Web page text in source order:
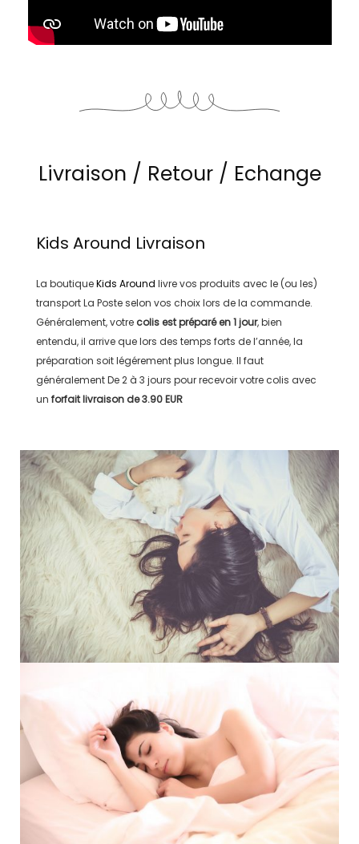
Livraison / Retour / Echange
Kids Around Livraison
La boutiqueKids Around livre vos produits avec le (ou les)
transportLa Posteselon vos choix lors de la commande.
Généralement, votre colis est préparé en1 jour, bien
entendu, il arrive que lors des temps forts de l’année, la
préparation soit légérement plus longue. Il faut
généralementDe 2 à 3 jours pour recevoir votre colis avec
un forfait livraison de3.90 EUR